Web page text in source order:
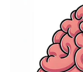
DJEVICA